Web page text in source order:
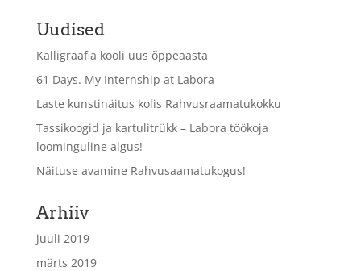
Uudised
Kalligraafia kooli uus õppeaasta
61 Days. My Internship at Labora
Laste kunstinäitus kolis Rahvusraamatukokku
Tassikoogid ja kartulitrükk – Labora töökoja
loominguline algus!
Näituse avamine Rahvusaamatukogus!
Arhiiv
juuli 2019
märts 2019